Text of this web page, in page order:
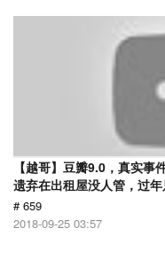
【越哥】豆瓣9.0，真实
遗弃在出租屋没人管，过年
# 659
2018-09-25 03:57